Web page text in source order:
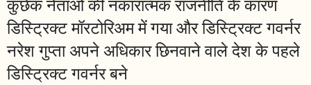
डिस्ट्रिक्ट मॉरटोरिअम में गया और डिस्ट्रिक्ट गवर्नर
नरेश गुप्ता अपने अधिकार छिनवाने वाले देश के पहले
डिस्ट्रिक्ट गवर्नर बने